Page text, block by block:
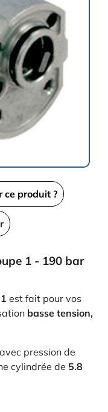
ce produit ?
1 - 190 bar
est fait pour vos
basse tension,
avec pression de
cylindrée de 5.8